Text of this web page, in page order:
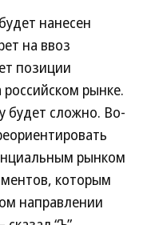
нанесен
на ввоз
позиции
рынке.
будет сложно. Во-
рынком
которым
направлении